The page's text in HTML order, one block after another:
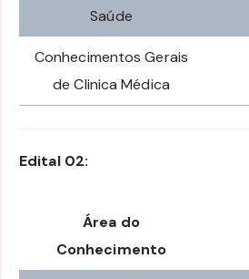
Saúde
Conhecimentos Gerais
de Clinica Médica
Edital 02:
Área do
Conhecimento